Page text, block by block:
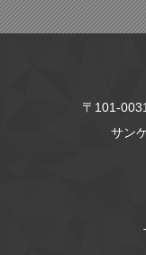
〒101-
サン